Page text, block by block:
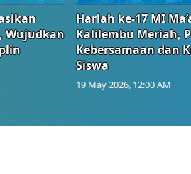
Wujudkan
Harlah ke-17 MI
Kalilembu Meriah,
Kebersamaan dan
Siswa
19 May 2026, 12:00 AM